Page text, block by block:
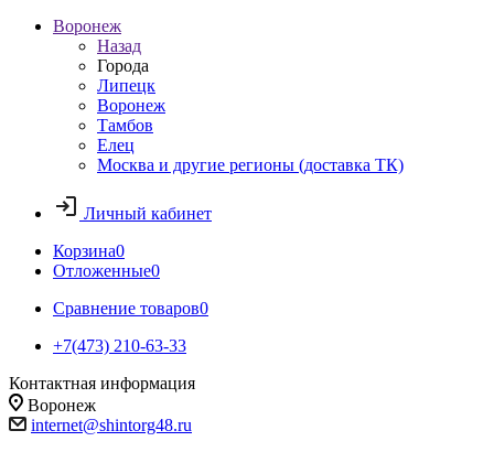
Воронеж
Назад
Города
Липецк
Воронеж
Тамбов
Елец
Москва и другие регионы (доставка ТК)
Личный кабинет
Корзина0
Отложенные0
Сравнение товаров0
+7(473) 210-63-33
Контактная информация
Воронеж
internet@shintorg48.ru